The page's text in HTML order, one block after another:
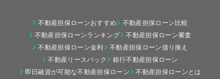
不動産担保ローンおすすめ
不動産担保ローン比較
不動産担保ローンランキング
不動産担保ローン審査
不動産担保ローン金利
不動産担保ローン借り換え
不動産リースバック
銀行不動産担保ローン
即日融資が可能な不動産担保ローン
不動産担保ローンとは